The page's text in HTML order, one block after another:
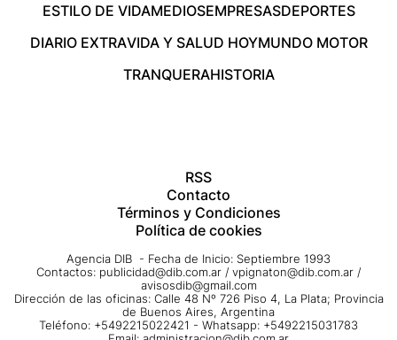
ESTILO DE VIDAMEDIOSEMPRESASDEPORTES
DIARIO EXTRAVIDA Y SALUD HOYMUNDO MOTOR
TRANQUERAHISTORIA
RSS
Contacto
Términos y Condiciones
Política de cookies
Agencia DIB - Fecha de Inicio: Septiembre 1993
Contactos: publicidad@dib.com.ar / vpignaton@dib.com.ar /
avisosdib@gmail.com
Dirección de las oficinas: Calle 48 Nº 726 Piso 4, La Plata; Provincia
de Buenos Aires, Argentina
Teléfono: +5492215022421 - Whatsapp: +5492215031783